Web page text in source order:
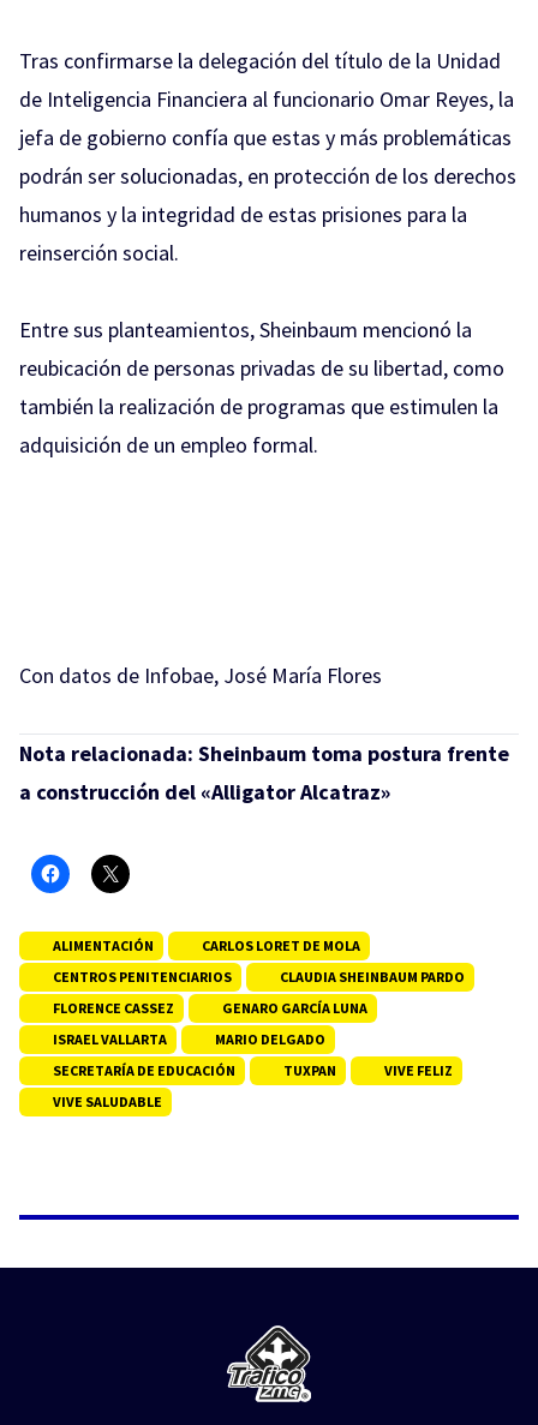
Tras confirmarse la delegación del título de la Unidad
de Inteligencia Financiera al funcionario Omar Reyes, la
jefa de gobierno confía que estas y más problemáticas
podrán ser solucionadas, en protección de los derechos
humanos y la integridad de estas prisiones para la
reinserción social.
Entre sus planteamientos, Sheinbaum mencionó la
reubicación de personas privadas de su libertad, como
también la realización de programas que estimulen la
adquisición de un empleo formal.
Con datos de Infobae, José María Flores
Nota relacionada: Sheinbaum toma postura frente
a construcción del «Alligator Alcatraz»
ALIMENTACIÓN
CARLOS LORET DE MOLA
CENTROS PENITENCIARIOS
CLAUDIA SHEINBAUM PARDO
FLORENCE CASSEZ
GENARO GARCÍA LUNA
ISRAEL VALLARTA
MARIO DELGADO
SECRETARÍA DE EDUCACIÓN
TUXPAN
VIVE FELIZ
VIVE SALUDABLE